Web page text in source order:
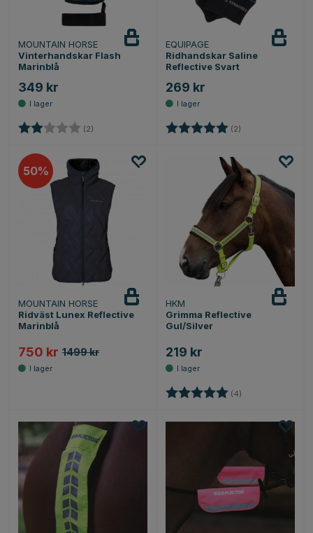
MOUNTAIN HORSE
Vinterhandskar Flash
Marinblå
349 kr
Betyg: (2)
EQUIPAGE
Ridhandskar Saline
Reflective Svart
269 kr
Betyg: (2)
50
MOUNTAIN HORSE
Ridväst Lunex Reflective
Marinblå
750 kr 1499 kr
HKM
Grimma Reflective
Gul/Silver
219 kr
Betyg: (4)